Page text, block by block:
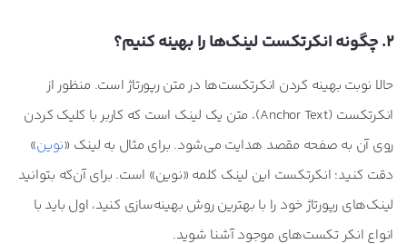
2. چگونه انکرتکست لینک‌ها را بهینه کنیم؟
حالا نوبت بهینه کردن انکرتکست‌ها در متن رپورتاژ است. منظور از
انکرتکست (Anchor Text)، متن یک لینک است که کاربر با کلیک کردن
روی آن به صفحه مقصد هدایت می‌شود. برای مثال به لینک «نوین»
دقت کنید؛ انکرتکست این لینک کلمه «نوین» است. برای آن‌که بتوانید
لینک‌های رپورتاژ خود را با بهترین روش بهینه‌سازی کنید، اول باید با
انواع انکر تکست‌های موجود آشنا شوید.